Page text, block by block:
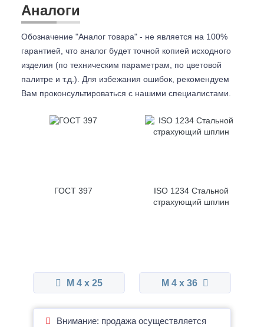
Аналоги
Обозначение "Аналог товара" - не является на 100%
гарантией, что аналог будет точной копией исходного
изделия (по техническим параметрам, по цветовой
палитре и т.д.). Для избежания ошибок, рекомендуем
Вам проконсультироваться с нашими специалистами.
ГОСТ 397
ISO 1234 Стальной
страхующий шплин
М 4 x 25 М 4 x 36
Внимание: продажа осуществляется